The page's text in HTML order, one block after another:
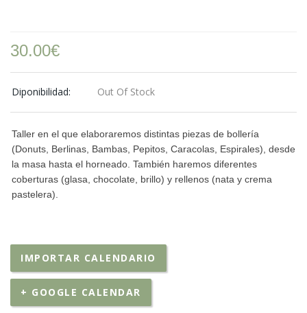
30.00€
Diponibilidad: Out Of Stock
Taller en el que elaboraremos distintas piezas de bollería
(Donuts, Berlinas, Bambas, Pepitos, Caracolas, Espirales), desde
la masa hasta el horneado. También haremos diferentes
coberturas (glasa, chocolate, brillo) y rellenos (nata y crema
pastelera).
IMPORTAR CALENDARIO
+ GOOGLE CALENDAR